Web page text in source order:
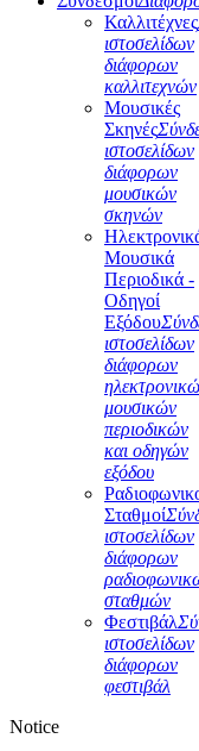
Καλλιτέχνες
ιστοσελίδων
διάφορων
καλλιτεχνών
Μουσικές
Σκηνές
ιστοσελίδων
διάφορων
μουσικών
σκηνών
Μουσικά
Περιοδικά -
Οδηγοί
Εξόδου
ιστοσελίδων
διάφορων
μουσικών
περιοδικών
και οδηγών
εξόδου
Σταθμοί
ιστοσελίδων
διάφορων
σταθμών
Φεστιβάλ
ιστοσελίδων
διάφορων
φεστιβάλ
Notice